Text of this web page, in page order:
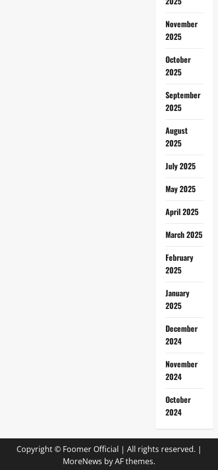
November
2025
October
2025
September
2025
August
2025
July 2025
May 2025
April 2025
March 2025
February
2025
January
2025
December
2024
November
2024
October
2024
Copyright © Foomer Official | All rights reserved. |
MoreNews by AF themes.